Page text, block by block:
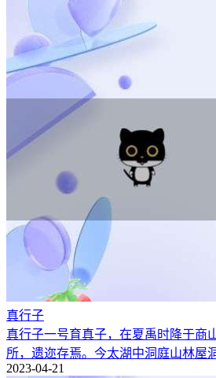
真行子
真行子一号育真子，在夏禹时降于商
所，遗迩存焉。今太湖中洞庭山林屋
2023-04-21